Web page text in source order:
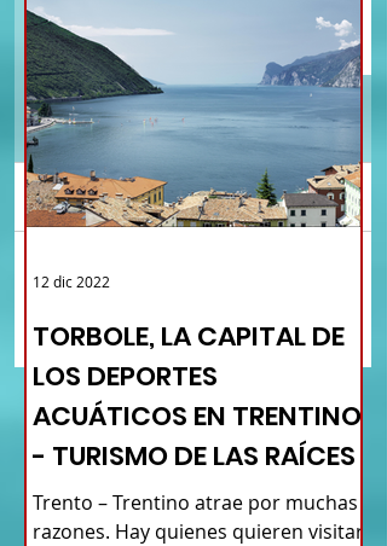
LOS ABRUZOS MÁS
RAÍCES ITALIANAS - NUEVO
MAPA DE LOS PUEBLOS
Comentarios
Escribir un comentario...
TORBOLE, LA CAPITAL DE
LOS DEPORTES
ACUÁTICOS EN TRENTINO
- TURISMO DE LAS RAÍCES
Trento – Trentino atrae por muchas
razones. Hay quienes quieren visitar
12 dic 2022